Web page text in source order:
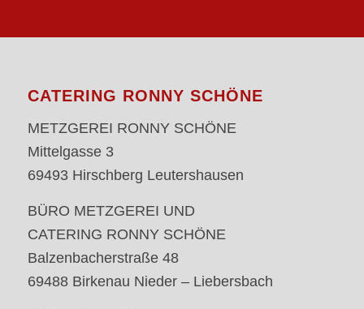
CATERING RONNY SCHÖNE
METZGEREI RONNY SCHÖNE
Mittelgasse 3
69493 Hirschberg Leutershausen
BÜRO METZGEREI UND
CATERING RONNY SCHÖNE
Balzenbacherstraße 48
69488 Birkenau Nieder – Liebersbach